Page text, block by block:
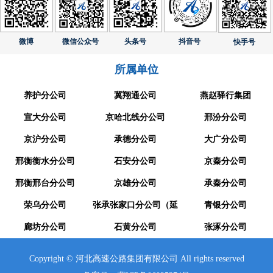
微博 微信公众号 头条号 抖音号 快手号
所属单位
养护分公司 冀翔通公司 燕赵驿行集团
宣大分公司 京哈北线分公司 邢汾分公司
京沪分公司 承德分公司 大广分公司
邢衡衡水分公司 石安分公司 京秦分公司
邢衡邢台分公司 京雄分公司 承秦分公司
荣乌分公司 张承张家口分公司（延
崇分公司）
青银分公司
廊坊分公司 石黄分公司 张涿分公司
Copyright © 河北高速公路集团有限公司 All rights reserved